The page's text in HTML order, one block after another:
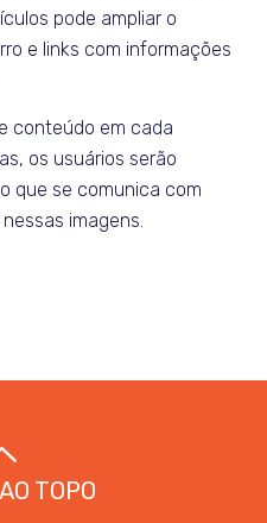
pode ampliar o
e links com informações
conteúdo em cada
os usuários serão
que se comunica com
imagens.
TOPO